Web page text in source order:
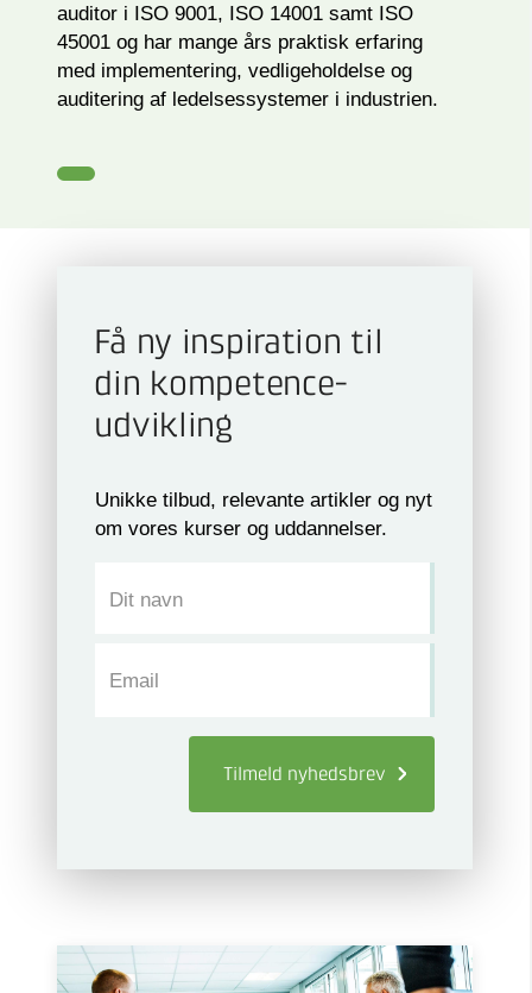
auditor i ISO 9001, ISO 14001 samt ISO
45001 og har mange års praktisk erfaring
med implementering, vedligeholdelse og
auditering af ledelsessystemer i industrien.
Få ny inspiration til
din kompetence­
udvikling
Unikke tilbud, relevante artikler og nyt
om vores kurser og uddannelser.
Dit navn
Email
Tilmeld nyhedsbrev